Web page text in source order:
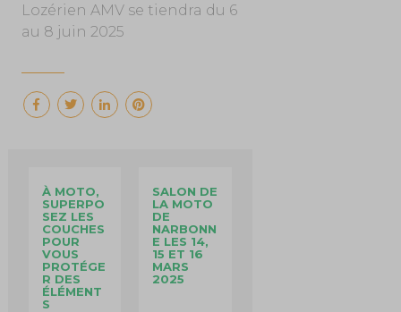
Lozérien AMV se tiendra du 6
au 8 juin 2025
À MOTO,
SUPERPO
SEZ LES
COUCHES
POUR
VOUS
PROTÉGE
R DES
ÉLÉMENT
S
SALON DE
LA MOTO
DE
NARBONN
E LES 14,
15 ET 16
MARS
2025